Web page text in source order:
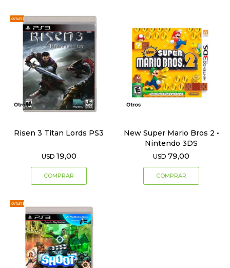
Risen 3 Titan Lords PS3
USD 19,00
New Super Mario Bros 2 •
Nintendo 3DS
USD 79,00